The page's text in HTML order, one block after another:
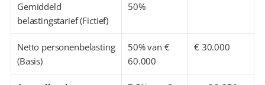
Gemiddeld
belastingstarief (Fictief)
50%
Netto personenbelasting
(Basis)
50% van €
60.000
€ 30.000